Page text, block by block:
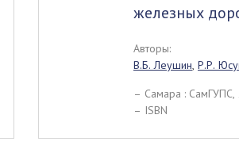
железных
Авторы:
В.Б. Леушин, Р.Р.
– Самара : СамГУПС,
– ISBN